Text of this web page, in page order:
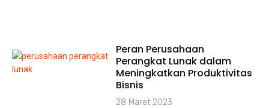
Peran Perusahaan
Perangkat Lunak dalam
Meningkatkan Produktivitas
Bisnis
28 Maret 2023